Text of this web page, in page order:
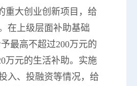
重大创业创新项目，给
在上级层面补助基础
最高不超过200万元的
万元的生活补助。实施
入、投融资等情况，给